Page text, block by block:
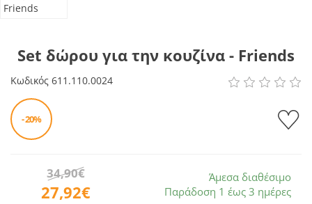
Set δώρου για την κουζίνα - Friends
Κωδικός 611.110.0024
- 20%
27,92€
34,90€
Άμεσα διαθέσιμο
Παράδοση 1 έως 3 ημέρες